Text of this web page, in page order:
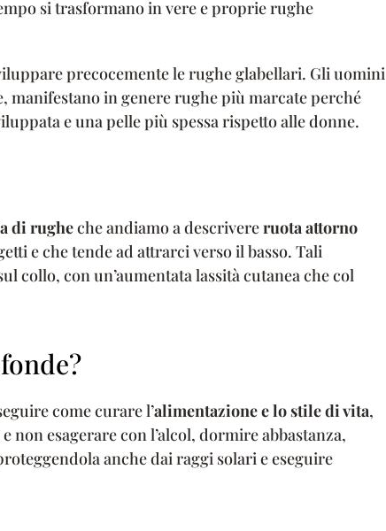
si trasformano in vere e proprie rughe
precocemente le rughe glabellari. Gli uomini
manifestano in genere rughe più marcate perché
e una pelle più spessa rispetto alle donne.
di rugheche andiamo a descrivereruota attorno
e che tende ad attrarci verso il basso. Tali
collo, con un’aumentata lassità cutanea che col
come curare l’alimentazione e lo stile di vita,
esagerare con l’alcol, dormire abbastanza,
anche dai raggi solari e eseguire